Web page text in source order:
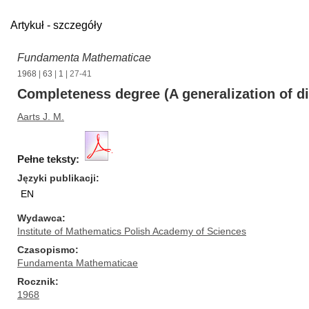
Artykuł - szczegóły
Fundamenta Mathematicae
1968 63 1 | 27-41
Completeness degree (A generalization of
Aarts J. M.
Pełne teksty:
Języki publikacji
EN
Wydawca
Institute of Mathematics Polish Academy of Sciences
Czasopismo
Fundamenta Mathematicae
Rocznik
1968